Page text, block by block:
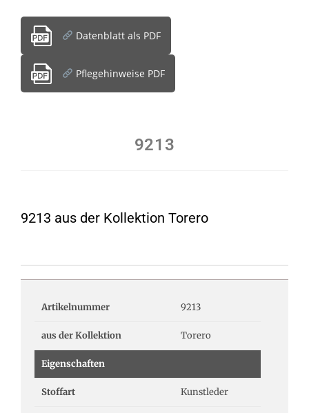
Datenblatt als PDF
Pflegehinweise PDF
9213
9213 aus der Kollektion Torero
Artikelnummer 9213
aus der Kollektion Torero
Eigenschaften
Stoffart Kunstleder